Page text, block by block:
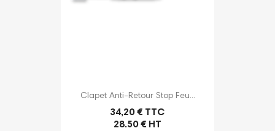
Clapet Anti-Retour Stop Feu...
34,20 € TTC
28.50 € HT